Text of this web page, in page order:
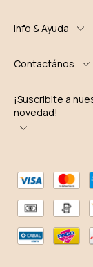
Info & Ayuda
Contactános
¡Suscribite a
novedad!